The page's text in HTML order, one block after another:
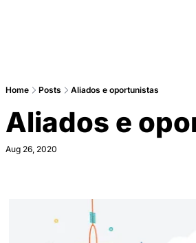
Home Posts Aliados e oportunistas
Aliados e
Aug 26, 2020